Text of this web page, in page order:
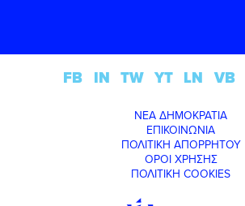
ΝΕΑ ΔΗΜΟΚΡΑΤΙΑ
ΕΠΙΚΟΙΝΩΝΙΑ
ΠΟΛΙΤΙΚΗ ΑΠΟΡΡΗΤΟΥ
ΟΡΟΙ ΧΡΗΣΗΣ
ΠΟΛΙΤΙΚΗ COOKIES
FB IN TW YT LN VB